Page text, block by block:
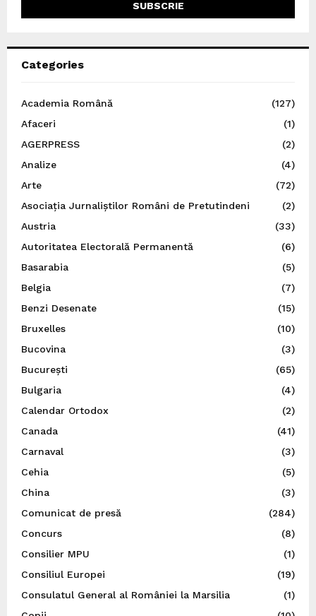
Categories
Academia Română
(127)
Afaceri
(1)
AGERPRESS
(2)
Analize
(4)
Arte
(72)
Asociația Jurnaliștilor Români de Pretutindeni
(2)
Austria
(33)
Autoritatea Electorală Permanentă
(6)
Basarabia
(5)
Belgia
(7)
Benzi Desenate
(15)
Bruxelles
(10)
Bucovina
(3)
București
(65)
Bulgaria
(4)
Calendar Ortodox
(2)
Canada
(41)
Carnaval
(3)
Cehia
(5)
China
(3)
Comunicat de presă
(284)
Concurs
(8)
Consilier MPU
(1)
Consiliul Europei
(19)
Consulatul General al României la Marsilia
(1)